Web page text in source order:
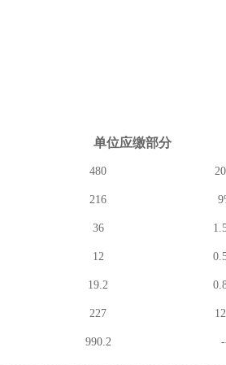
单位应缴部分
480
216
36
12
19.2
227
990.2